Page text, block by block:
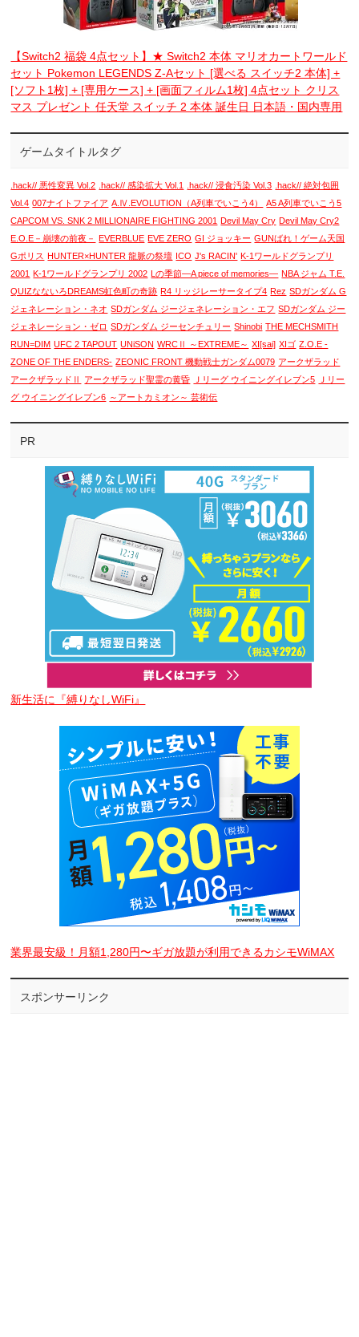
【Switch2 福袋 4点セット】★ Switch2 本体 マリオカートワールド
セット Pokemon LEGENDS Z-Aセット [選べる スイッチ2 本体] +
[ソフト1枚] + [専用ケース] + [画面フィルム1枚] 4点セット クリス
マス プレゼント 任天堂 スイッチ 2 本体 誕生日 日本語・国内専用
ゲームタイトルタグ
.hack// 悪性変異 Vol.2 .hack// 感染拡大 Vol.1 .hack// 浸食汚染 Vol.3 .hack// 絶対包囲
Vol.4 007ナイトファイア A.Ⅳ.EVOLUTION（A列車でいこう4）
A5 A列車でいこう5
CAPCOM VS. SNK 2 MILLIONAIRE FIGHTING 2001 Devil May Cry Devil May Cry2
E.O.E－崩壊の前夜－
EVERBLUE EVE ZERO GI ジョッキー GUNばれ！ゲーム天国
Gポリス HUNTER×HUNTER 龍脈の祭壇 ICO J's RACIN' K-1ワールドグランプリ
2001 K-1ワールドグランプリ 2002 Lの季節―A piece of memories― NBA ジャム T.E.
QUIZなないろDREAMS虹色町の奇跡 R4 リッジレーサータイプ4 Rez SDガンダム G
ジェネレーション・ネオ SDガンダム ジージェネレーション・エフ SDガンダム ジー
ジェネレーション・ゼロ SDガンダム ジーセンチュリー Shinobi THE MECHSMITH
RUN=DIM UFC 2 TAPOUT UNiSON WRCⅡ ～EXTREME～ XI[sai] XIゴ Z.O.E -
ZONE OF THE ENDERS- ZEONIC FRONT 機動戦士ガンダム0079 アークザラッド
アークザラッドⅡ
アークザラッド聖霊の黄昏 Ｊリーグ ウイニングイレブン5
Ｊリー
グ ウイニングイレブン6 ～アートカミオン～ 芸術伝
PR
新生活に『縛りなしWiFi』
業界最安級！月額1,280円〜ギガ放題が利用できるカシモWiMAX
スポンサーリンク